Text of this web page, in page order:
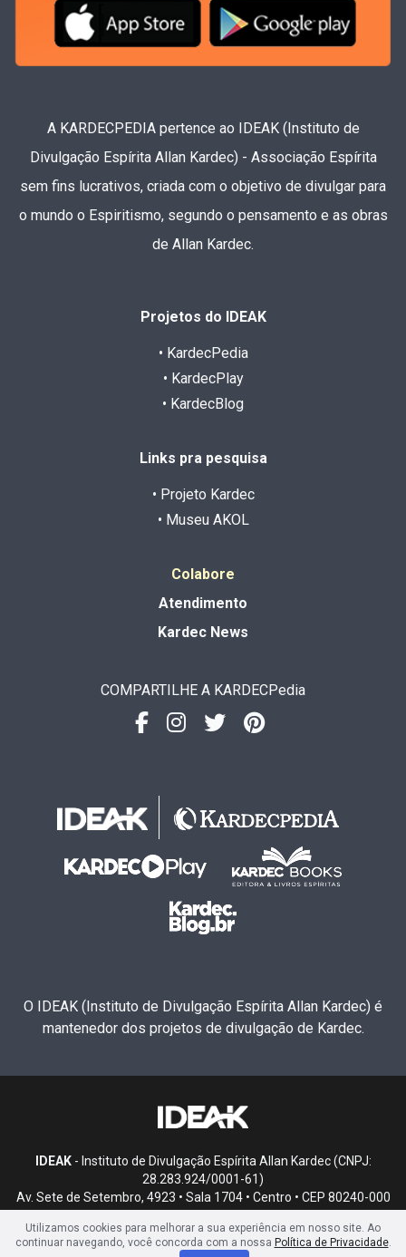
A KARDECPEDIA pertence ao IDEAK (Instituto de
Divulgação Espírita Allan Kardec) - Associação Espírita
sem fins lucrativos, criada com o objetivo de divulgar para
o mundo o Espiritismo, segundo o pensamento e as obras
de Allan Kardec.
Projetos do IDEAK
• KardecPedia
• KardecPlay
• KardecBlog
Links pra pesquisa
• Projeto Kardec
• Museu AKOL
Colabore
Atendimento
Kardec News
COMPARTILHE A KARDECPedia
O IDEAK (Instituto de Divulgação Espírita Allan Kardec) é
mantenedor dos projetos de divulgação de Kardec.
IDEAK- Instituto de Divulgação Espírita Allan Kardec (CNPJ:
28.283.924/0001-61)
Av. Sete de Setembro, 4923 • Sala 1704 • Centro • CEP 80240-000
Utilizamos cookies para melhorar a sua experiência em nosso site. Ao
continuar navegando, você concorda com a nossa Política de Privacidade.